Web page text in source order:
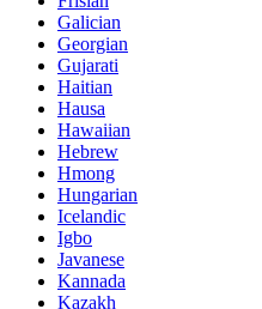
Galician
Georgian
Gujarati
Haitian
Hausa
Hawaiian
Hebrew
Hmong
Hungarian
Icelandic
Igbo
Javanese
Kannada
Kazakh